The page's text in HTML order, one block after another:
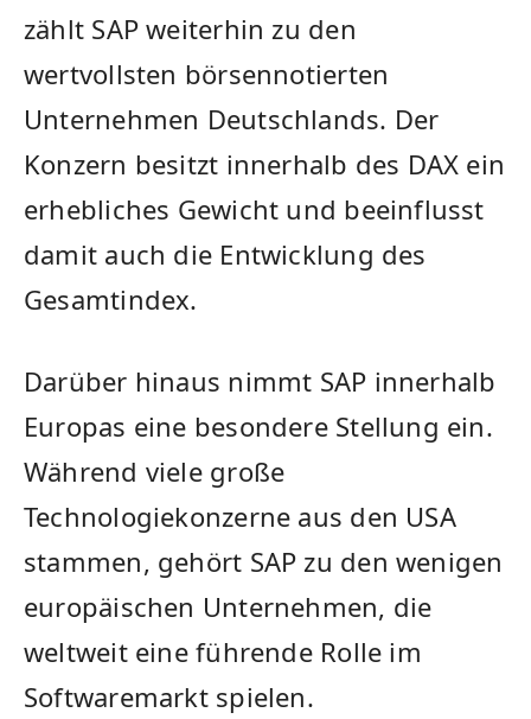
zählt SAP weiterhin zu den
wertvollsten börsennotierten
Unternehmen Deutschlands. Der
Konzern besitzt innerhalb des DAX ein
erhebliches Gewicht und beeinflusst
damit auch die Entwicklung des
Gesamtindex.
Darüber hinaus nimmt SAP innerhalb
Europas eine besondere Stellung ein.
Während viele große
Technologiekonzerne aus den USA
stammen, gehört SAP zu den wenigen
europäischen Unternehmen, die
weltweit eine führende Rolle im
Softwaremarkt spielen.